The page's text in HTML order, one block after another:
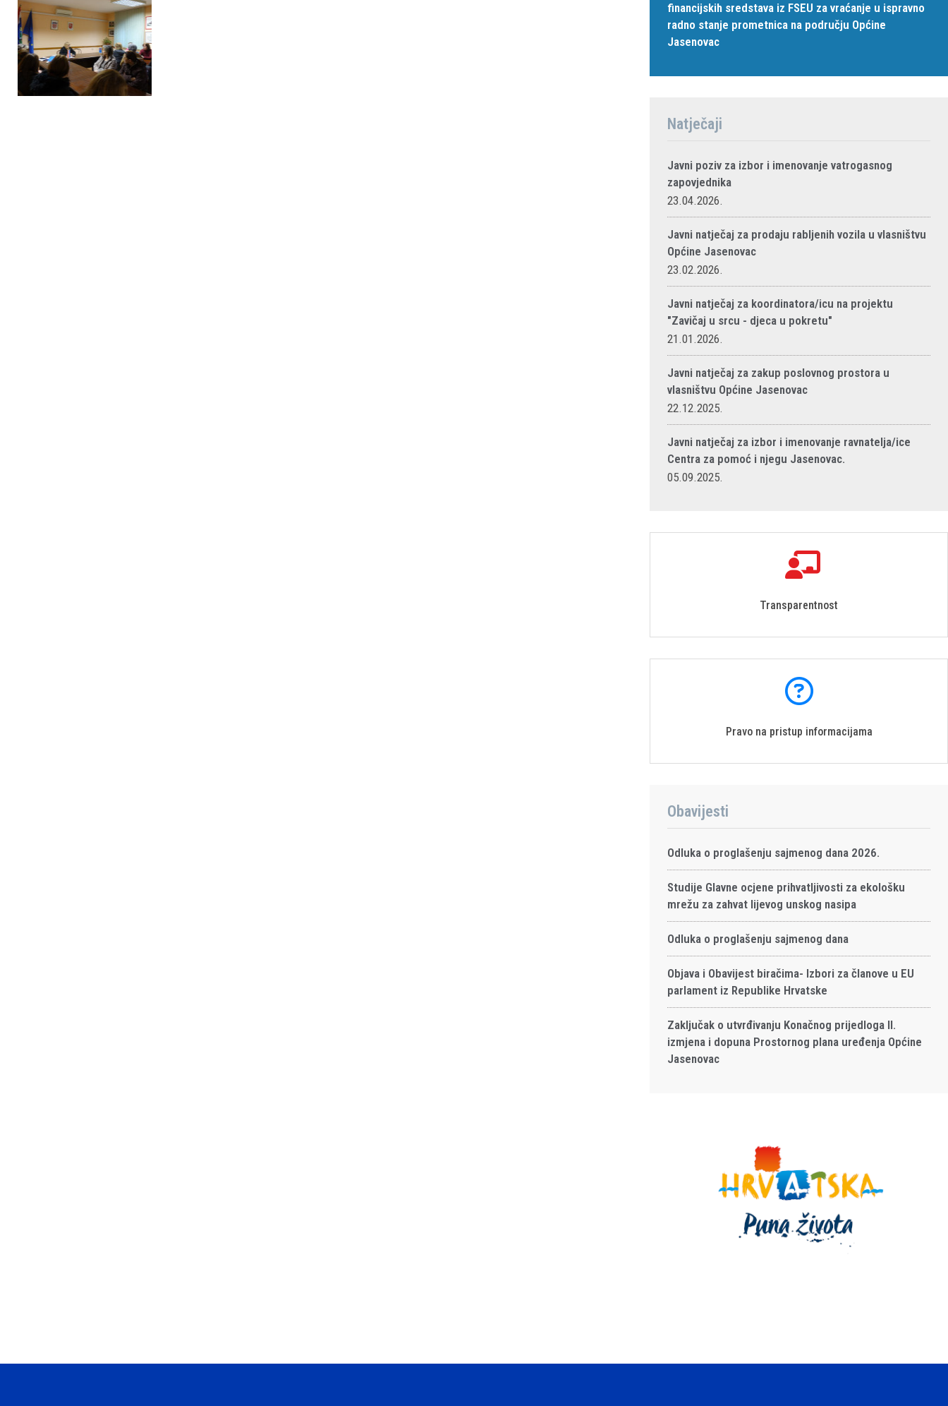
financijskih sredstava iz FSEU za vraćanje u ispravno
radno stanje prometnica na području Općine
Jasenovac
Natječaji
Javni poziv za izbor i imenovanje vatrogasnog
zapovjednika
23.04.2026.
Javni natječaj za prodaju rabljenih vozila u vlasništvu
Općine Jasenovac
23.02.2026.
Javni natječaj za koordinatora/icu na projektu
"Zavičaj u srcu - djeca u pokretu"
21.01.2026.
Javni natječaj za zakup poslovnog prostora u
vlasništvu Općine Jasenovac
22.12.2025.
Javni natječaj za izbor i imenovanje ravnatelja/ice
Centra za pomoć i njegu Jasenovac.
05.09.2025.
Transparentnost
Pravo na pristup informacijama
Obavijesti
Odluka o proglašenju sajmenog dana 2026.
Studije Glavne ocjene prihvatljivosti za ekološku
mrežu za zahvat lijevog unskog nasipa
Odluka o proglašenju sajmenog dana
Objava i Obavijest biračima- Izbori za članove u EU
parlament iz Republike Hrvatske
Zaključak o utvrđivanju Konačnog prijedloga II.
izmjena i dopuna Prostornog plana uređenja Općine
Jasenovac